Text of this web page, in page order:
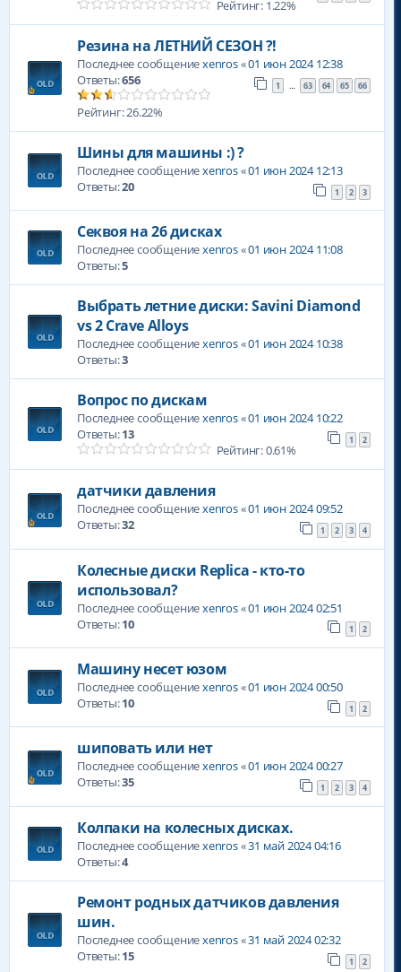
Рейтинг: 1.22%
Резина на ЛЕТНИЙ СЕЗОН ?!
Последнее сообщениеxenros«01 июн 2024 12:38
Ответы:656 1 … 63 64 65 66
Рейтинг: 26.22%
Шины для машины :) ?
Последнее сообщениеxenros«01 июн 2024 12:13
Ответы:20 1 2 3
Секвоя на 26 дисках
Последнее сообщениеxenros«01 июн 2024 11:08
Ответы:5
Выбрать летние диски: Savini Diamond
vs 2 Crave Alloys
Последнее сообщениеxenros«01 июн 2024 10:38
Ответы:3
Вопрос по дискам
Последнее сообщениеxenros«01 июн 2024 10:22
Ответы:13 1 2
Рейтинг: 0.61%
датчики давления
Последнее сообщениеxenros«01 июн 2024 09:52
Ответы:32 1 2 3 4
Колесные диски Replica - кто-то
использовал?
Последнее сообщениеxenros«01 июн 2024 02:51
Ответы:10 1 2
Машину несет юзом
Последнее сообщениеxenros«01 июн 2024 00:50
Ответы:10 1 2
шиповать или нет
Последнее сообщениеxenros«01 июн 2024 00:27
Ответы:35 1 2 3 4
Колпаки на колесных дисках.
Последнее сообщениеxenros«31 май 2024 04:16
Ответы:4
Ремонт родных датчиков давления
шин.
Последнее сообщениеxenros«31 май 2024 02:32
Ответы:15 1 2